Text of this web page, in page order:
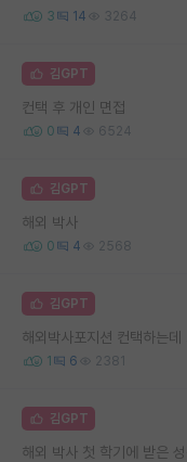
3 14 3264
김GPT
컨택 후 개인 면접
0 4 6524
김GPT
해외 박사
0 4 2568
김GPT
해외박사포지션 컨택하는
1 6 2381
김GPT
해외 박사 첫 학기에 받은